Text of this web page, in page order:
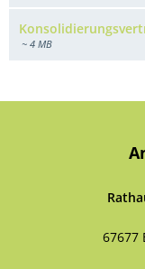
~ 4 MB
67677